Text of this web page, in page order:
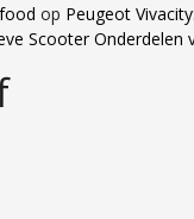
op Peugeot
Scooter Onderdelen